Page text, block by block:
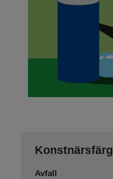
Konstnärsfärg
Avfall